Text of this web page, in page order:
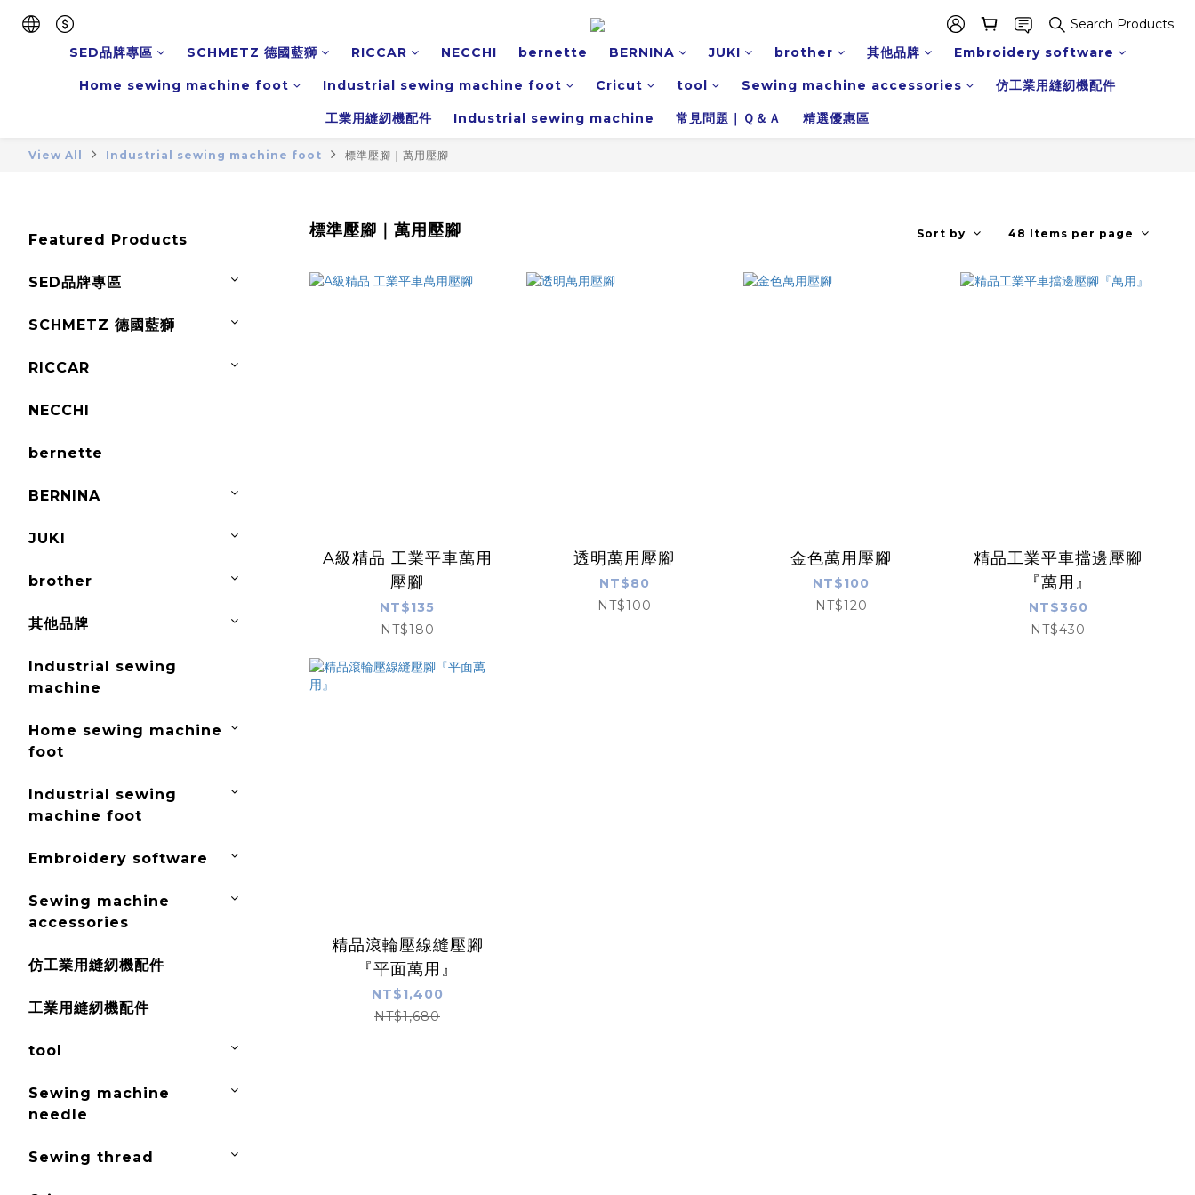
Search Products
SED品牌專區
SCHMETZ 德國藍獅 RICCAR NECCHI bernette BERNINA JUKI brother 其他品牌 Embroidery software
Home sewing machine foot Industrial sewing machine foot Cricut tool Sewing machine accessories 仿工業用縫紉機配件
工業用縫紉機配件 Industrial sewing machine 常見問題｜Ｑ＆Ａ 精選優惠區
View All Industrial sewing machine foot 標準壓腳｜萬用壓腳
Featured Products
SED品牌專區
SCHMETZ 德國藍獅
RICCAR
NECCHI
bernette
BERNINA
JUKI
brother
其他品牌
Industrial sewing
machine
Home sewing machine
foot
Industrial sewing
machine foot
Embroidery software
Sewing machine
accessories
仿工業用縫紉機配件
工業用縫紉機配件
tool
Sewing machine
needle
Sewing thread
標準壓腳｜萬用壓腳 Sort by 48 Items per page
A級精品 工業平車萬用
壓腳
NT$135
NT$180
透明萬用壓腳
NT$80
NT$100
金色萬用壓腳
NT$100
NT$120
精品工業平車擋邊壓腳
『萬用』
NT$360
NT$430
精品滾輪壓線縫壓腳
『平面萬用』
NT$1,400
NT$1,680